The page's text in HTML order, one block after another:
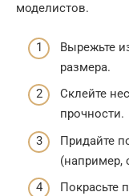
моделистов.
Вырежьте
размера.
Склейте
прочности.
Придайте
(например,
Покрасьте